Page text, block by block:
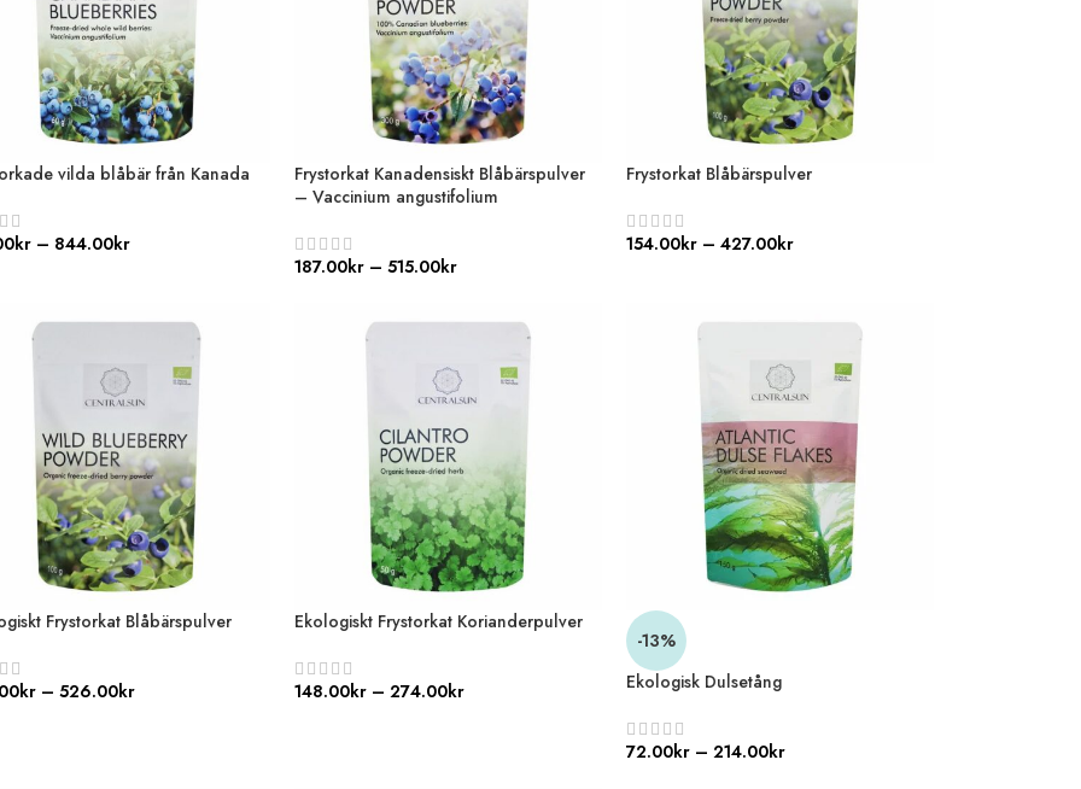
vilda blåbär från Kanada
kr – 844.00kr
Frystorkat Kanadensiskt Blåbärspulver
– Vaccinium angustifolium
187.00kr – 515.00kr
Frystorkat Blåbärspulver
154.00kr – 427.00kr
Frystorkat Blåbärspulver
kr – 526.00kr
Ekologiskt Frystorkat Korianderpulver
148.00kr – 274.00kr
-13%
Ekologisk Dulsetång
72.00kr – 214.00kr